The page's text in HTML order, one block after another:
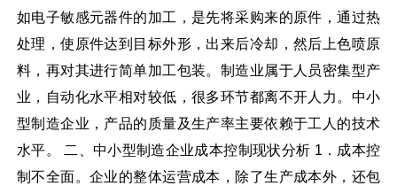
如电子敏感元器件的加工，是先将采购来的原件，通过热
处理，使原件达到目标外形，出来后冷却，然后上色喷原
料，再对其进行简单加工包装。制造业属于人员密集型产
业，自动化水平相对较低，很多环节都离不开人力。中小
型制造企业，产品的质量及生产率主要依赖于工人的技术
水平。 二、中小型制造企业成本控制现状分析 1．成本控
制不全面。企业的整体运营成本，除了生产成本外，还包